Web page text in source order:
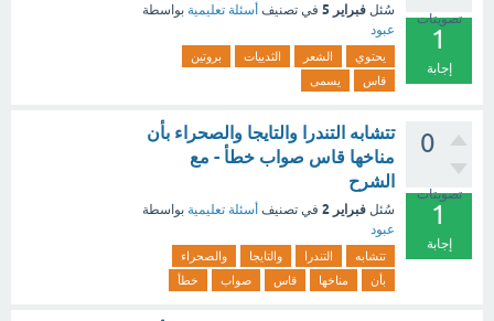
تصويتات
1
إجابة
سُئل فبراير 5 في تصنيف أسئلة تعليمية بواسطة
عبود
يحتوي الشعر الثدييات
بروتين
قاس
يسمى
0
تصويتات
1
إجابة
تتشابه التندرا والتايجا والصحراء بأن
مناخها قاس صواب خطأ - مع
الشرح
سُئل فبراير 2 في تصنيف أسئلة تعليمية بواسطة
عبود
تتشابه التندرا والتايجا
والصحراء
بأن
مناخها قاس صواب خطأ